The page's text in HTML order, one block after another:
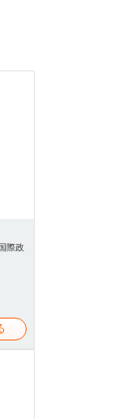
際政